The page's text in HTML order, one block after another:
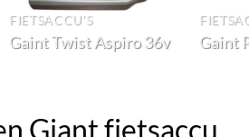
FIETSACCU'S
Gaint Twist Aspiro 36v Gaint
Giant fietsaccu